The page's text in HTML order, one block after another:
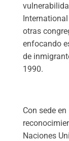
otras
enfocando
de
1990.
Con sede
Naciones